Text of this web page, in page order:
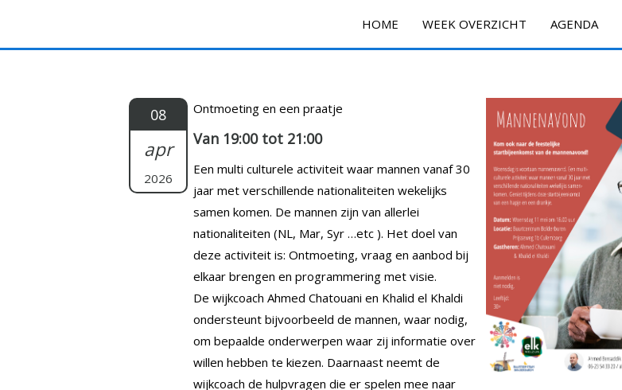
inhoud
HOME WEEK OVERZICHT AGENDA
08
apr
2026
Ontmoeting en een praatje
Van 19:00 tot 21:00
Een multi culturele activiteit waar mannen vanaf 30
jaar met verschillende nationaliteiten wekelijks
samen komen. De mannen zijn van allerlei
nationaliteiten (NL, Mar, Syr …etc ). Het doel van
deze activiteit is: Ontmoeting, vraag en aanbod bij
elkaar brengen en programmering met visie.
De wijkcoach Ahmed Chatouani en Khalid el Khaldi
ondersteunt bijvoorbeeld de mannen, waar nodig,
om bepaalde onderwerpen waar zij informatie over
willen hebben te kiezen. Daarnaast neemt de
wijkcoach de hulpvragen die er spelen mee naar